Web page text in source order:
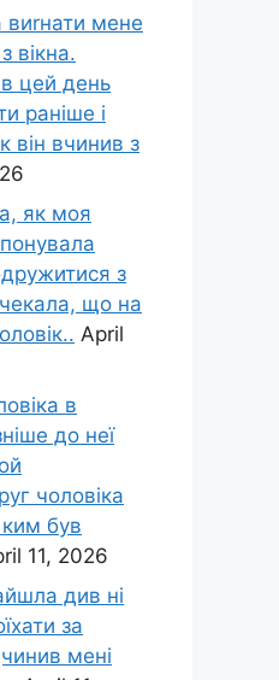
виrнати мене
вікна.
цей день
раніше і
він вчинив з
як моя
з
що на
April
в
до неї
чоловіка
був
11, 2026
див ні
за
мені